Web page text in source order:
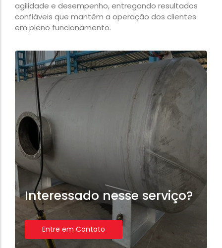
agilidade e desempenho, entregando resultados
confiáveis que mantêm a operação dos clientes
em pleno funcionamento.
Interessado nesse serviço?
Entre em Contato